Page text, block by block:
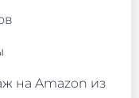
на Amazon из